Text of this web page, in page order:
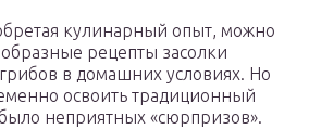
кулинарный опыт, можно
рецепты засолки
в домашних условиях. Но
освоить традиционный
неприятных «сюрпризов».